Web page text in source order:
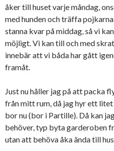
åker till huset varje måndag,
med hunden och träffa
stanna kvar på middag, så vi
möjligt. Vi kan till och med
innebär att vi båda har gått
framåt.
Just nu håller jag på att packa
från mitt rum, då jag hyr ett
bor nu (bor i Partille). Då kan
behöver, typ byta garderoben
utan att behöva åka ända till